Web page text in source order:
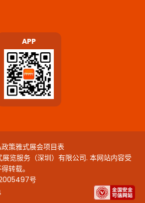
APP
策雅式展会项目表
览服务（深圳）有限公司. 本网站内容受
转载。
号